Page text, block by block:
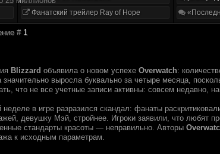
Фанатский трейлер Ray of Hope
# 1
Blizzard объявила о новом успехе Overwatch:
значительно выросла буквально за четыре месяца,
что не все учетные записи активны: совсем недавно,
неделе в игре разразился скандал: фанаты
девушку Мэй, стройнее. Игроки заявили, что любят
стандарты красоты — неправильно. Авторы
к исходным параметрам.